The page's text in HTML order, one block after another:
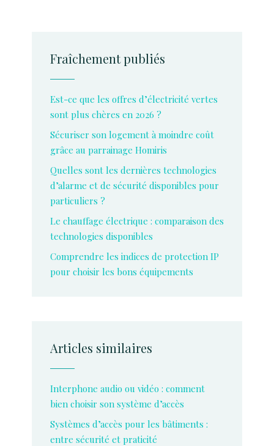
Fraîchement publiés
Est-ce que les offres d’électricité vertes
sont plus chères en 2026 ?
Sécuriser son logement à moindre coût
grâce au parrainage Homiris
Quelles sont les dernières technologies
d’alarme et de sécurité disponibles pour
particuliers ?
Le chauffage électrique : comparaison des
technologies disponibles
Comprendre les indices de protection IP
pour choisir les bons équipements
Articles similaires
Interphone audio ou vidéo : comment
bien choisir son système d’accès
Systèmes d’accès pour les bâtiments :
entre sécurité et praticité